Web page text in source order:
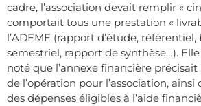
cadre, l’association devait remplir «
comportait tous une prestation «
l’ADEME (rapport d’étude,
semestriel, rapport de synthèse…).
noté que l’annexe financière
de l’opération pour l’association, ainsi
des dépenses éligibles à l’aide